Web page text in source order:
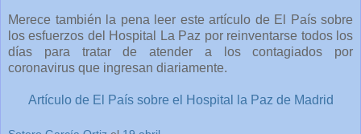
Merece también la pena leer este artículo de El País sobre
los esfuerzos del Hospital La Paz por reinventarse todos los
días para tratar de atender a los contagiados por
coronavirus que ingresan diariamente.
Artículo de El País sobre el Hospital la Paz de Madrid